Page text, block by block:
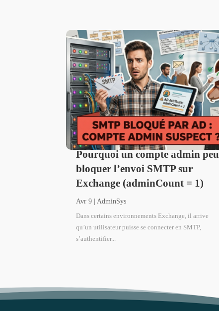
Pourquoi un compte admin
bloquer l’envoi SMTP sur
Exchange (adminCount = 1)
Avr 9 |AdminSys
Dans certains environnements Exchange, il arrive
qu’un utilisateur puisse se connecter en SMTP,
s’authentifier...